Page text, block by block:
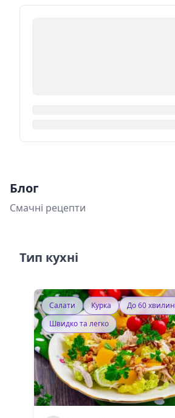
Блог
Смачні рецепти
Тип кухні
Салати Курка
До 60 хвилин
Швидко та легко